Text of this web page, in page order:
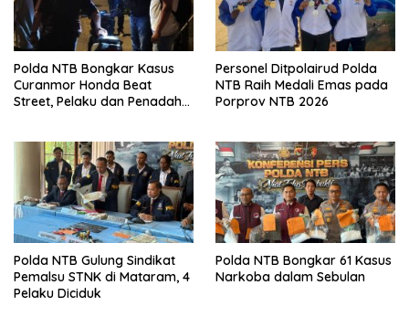
Polda NTB Bongkar Kasus
Curanmor Honda Beat
Street, Pelaku dan Penadah
Personel Ditpolairud Polda
NTB Raih Medali Emas pada
Porprov NTB 2026
Polda NTB Gulung Sindikat
Pemalsu STNK di Mataram, 4
Pelaku Diciduk
Polda NTB Bongkar 61 Kasus
Narkoba dalam Sebulan